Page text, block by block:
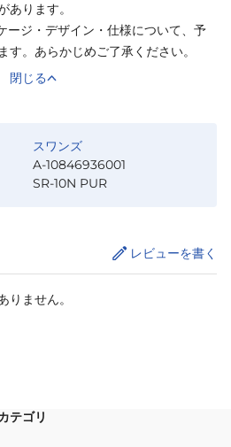
あります。
ジ・デザイン・仕様について、予
。あらかじめご了承ください。
閉じる
スワンズ
A-10846936001
SR-10N PUR
レビューを書く
りません。
テゴリ